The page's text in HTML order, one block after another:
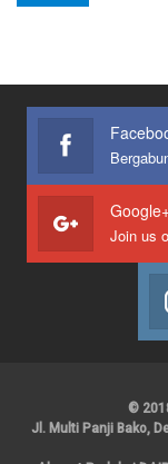
Join us
©
Jl. Multi Panji Bako,